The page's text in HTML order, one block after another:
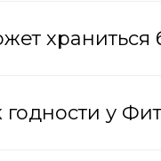
годности у